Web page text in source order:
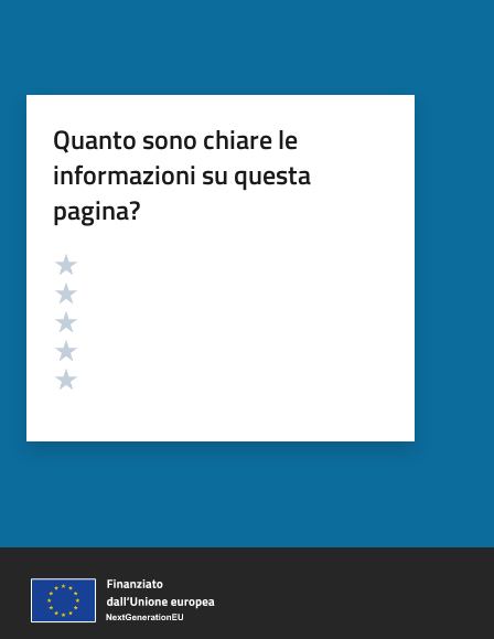
Quanto sono chiare le
informazioni su questa
pagina?
Valutazione